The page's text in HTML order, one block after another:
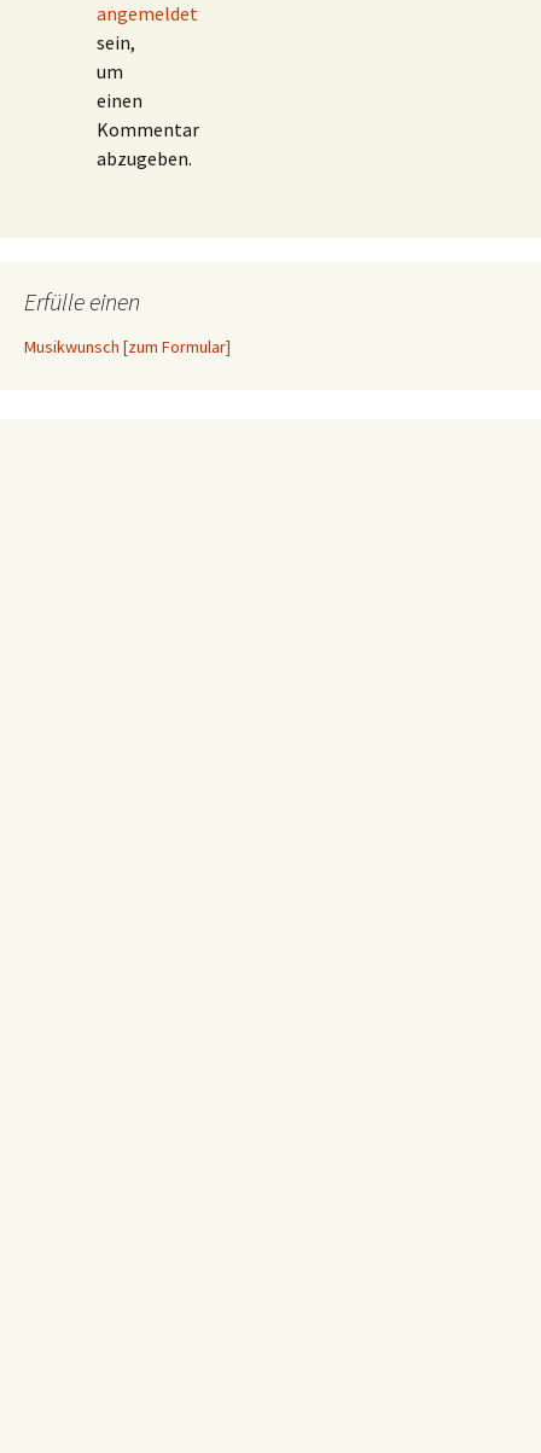
angemeldet
sein,
um
einen
Kommentar
abzugeben.
Erfülle einen
Musikwunsch [zum Formular]